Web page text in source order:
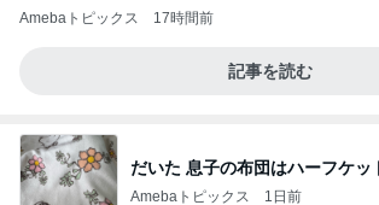
Amebaトピックス 17時間前
記事を読む
だいた 息子の布団はハーフケッ
Amebaトピックス 1日前